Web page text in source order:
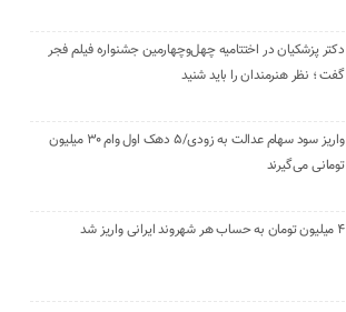
دکتر پزشکیان در اختتامیه چهل‌وچهارمین جشنواره فیلم فجر
گفت ؛ نظر هنرمندان را باید شنید
واریز سود سهام عدالت به زودی/۵ دهک اول وام ۳۰ میلیون
تومانی می‌گیرند
۴ میلیون تومان به حساب هر شهروند ایرانی واریز شد